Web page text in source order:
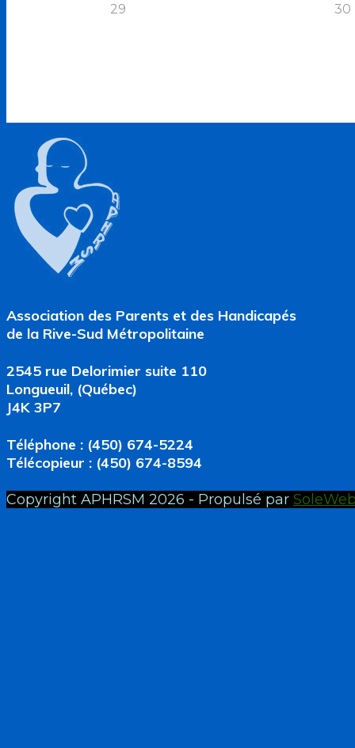
29 30
Association des Parents et des Handicapés
de la Rive-Sud Métropolitaine
2545 rue Delorimier suite 110
Longueuil, (Québec)
J4K 3P7
Téléphone : (450) 674-5224
Télécopieur : (450) 674-8594
Copyright APHRSM 2026 - Propulsé par